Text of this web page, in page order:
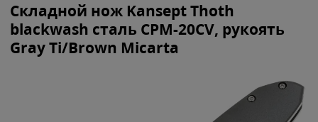
Складной нож Kansept Thoth
blackwash сталь CPM-20CV, рукоять
Gray Ti/Brown Micarta